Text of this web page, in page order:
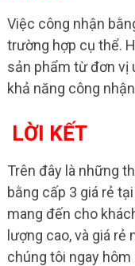
Việc công nhận
trường hợp cụ thể.
sản phẩm từ đơn vị
khả năng công
LỜI KẾT
Trên đây là những
bằng cấp 3 giá rẻ
mang đến cho
lượng cao, và giá rẻ
chúng tôi ngay